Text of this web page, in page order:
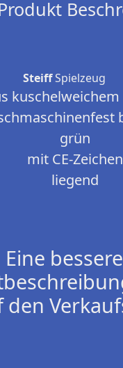
SteiffSpielzeug
kuschelweichem
grün
mit CE-Zeichen
liegend
Eine bessere
den